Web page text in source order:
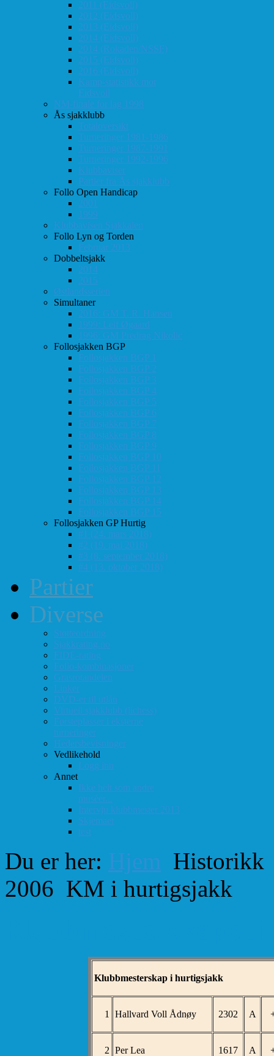
2011 (Eidsvoll)
2012 (Eidsvoll)
2013 (Eidsvoll)
2014 (Eidsvoll)
2014 (Rokaden/NSSF)
2015 (Eidsvoll)
2016 (Eidsvoll)
Kamp-statistikk mot
Eidsvoll
NM-finale for lag 1998
Ås sjakklubb
Totaloversikt
Turneringer 1981-1986
Turneringer 1987-1991
Turneringer 1992-1996
Klubbaviser
Partier fra Ås sjakklubb
Follo Open Handicap
2001
1999
Klubbavisen Sjakkalen
Follo Lyn og Torden
Februar 2013
Dobbeltsjakk
2014
2015
Østlandsserien
Simultaner
2016: GM T. R. Hansen
1999: Leif Øgaard
1996: GM Predrag Nikolic
Follosjakken BGP
Follosjakken BGP 1
Follosjakken BGP 2
Follosjakken BGP 3
Follosjakken BGP 4
Follosjakken BGP 5
Follosjakken BGP 6
Follosjakken BGP 7
Follosjakken BGP 8
Follosjakken BGP 9
Follosjakken BGP 10
Follosjakken BGP 11
Follosjakken BGP 12
Follosjakken BGP 13
Follosjakken BGP 14
Follosjakken BGP 15
Follosjakken GP Hurtig
#1 (24. mars 2018)
#2 (19. mai 2018)
#3 (8. september 2018)
#4 (13. oktober 2018)
Partier
Diverse
Støtteordning
Sjakkrating.no
FIDE-rating
Follo-kombinasjoner
Grasrotandelen
Linker
DVD-er til utlån
Virtuell sjakklubb (lichess)
Førsteplasser i eksterne
turneringer
Hedersbevisninger
Vedlikehold
Logg inn
Annet
Ikke helt som andre
muséer...
Intervju klubbmester 2013
Skjemaer
test
Du er her: Hjem Historikk
2006 KM i hurtigsjakk
Klubbmesterskap i hurtigsjakk
1 Hallvard Voll Ådnøy 2302 A
2 Per Lea 1617 A